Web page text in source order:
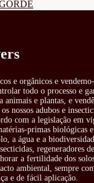
Y
e orgânicos e
todo o processo e
animais e plantas, e
nossos adubos e
com a legislação em
primas biológicas e
a água e a
regeneradores
a fertilidade dos
ambiental, sempre
e de fácil aplicação.